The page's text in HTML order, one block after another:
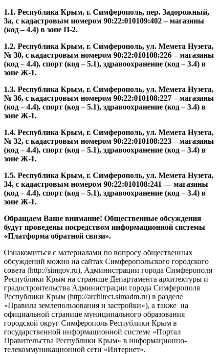
1.1. Республика Крым, г. Симферополь, пер. Задорожный,
3а, с кадастровым номером 90:22:010109:402 – магазины
(код – 4.4) в зоне П-2.
1.2. Республика Крым, г. Симферополь, ул. Мемета Нузета,
№ 30, с кадастровым номером 90:22:010108:226 – магазины
(код – 4.4), спорт (код – 5.1), здравоохранение (код – 3.4) в
зоне Ж-1.
1.3. Республика Крым, г. Симферополь, ул. Мемета Нузета,
№ 36, с кадастровым номером 90:22:010108:227 – магазины
(код – 4.4), спорт (код – 5.1), здравоохранение (код – 3.4) в
зоне Ж-1.
1.4. Республика Крым, г. Симферополь, ул. Мемета Нузета,
№ 32, с кадастровым номером 90:22:010108:223 – магазины
(код – 4.4), спорт (код – 5.1), здравоохранение (код – 3.4) в
зоне Ж-1.
1.5. Республика Крым, г. Симферополь, ул. Мемета Нузета,
34, с кадастровым номером 90:22:010108:241 — магазины
(код – 4.4), спорт (код – 5.1), здравоохранение (код – 3.4) в
зоне Ж-1.
Обращаем Ваше внимание! Общественные обсуждения
будут проведены посредством информационной системы
«Платформа обратной связи».
Ознакомиться с материалами по вопросу общественных
обсуждений можно на сайтах Симферопольского городского
совета (http://simgov.ru), Администрации города Симферополя
Республики Крым на странице Департамента архитектуры и
градостроительства Администрации города Симферополя
Республики Крым (http://architect.simadm.ru) в разделе
«Правила землепользования и застройки»), а также на
официальной странице муниципального образования
городской округ Симферополь Республики Крым в
государственной информационной системе «Портал
Правительства Республики Крым» в информационно-
телекоммуникационной сети «Интернет».